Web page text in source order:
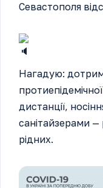
Севастополя
Нагадую:
дистанції,
санітайзерами —
рідних.